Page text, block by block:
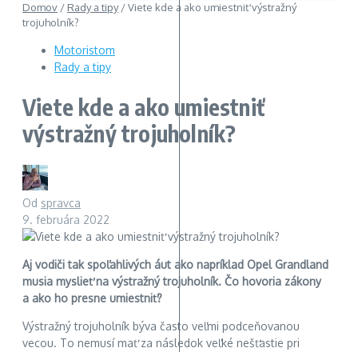
Domov / Rady a tipy/Viete kde a ako umiestniť výstražný
trojuholník?
Motoristom
Rady a tipy
Viete kde a ako umiestniť
výstražný trojuholník?
Od spravca
9. februára 2022
Aj vodiči tak spoľahlivých áut ako napríklad Opel Grandland
musia myslieť na výstražný trojuholník. Čo hovoria zákony
a ako ho presne umiestniť?
Výstražný trojuholník býva často veľmi podceňovanou
vecou. To nemusí mať za následok veľké nešťastie pri